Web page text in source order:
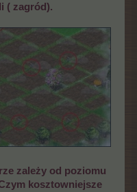
( zagród).
zależy od poziomu
kosztowniejsze